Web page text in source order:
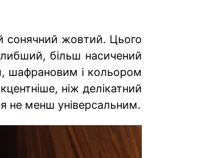
сонячний жовтий. Цього
більш насичений
шафрановим і кольором
ніж делікатний
не менш універсальним.